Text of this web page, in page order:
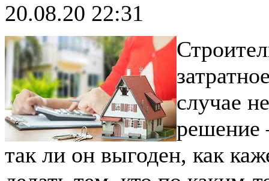
20.08.20 22:31
случае
решение
так ли он выгоден, как